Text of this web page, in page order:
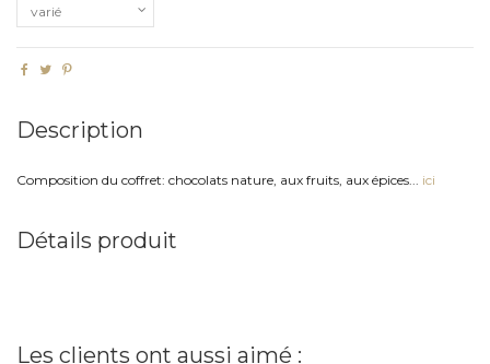
Description
Composition du coffret: chocolats nature, aux fruits, aux épices... ici
Détails produit
Les clients ont aussi aimé :